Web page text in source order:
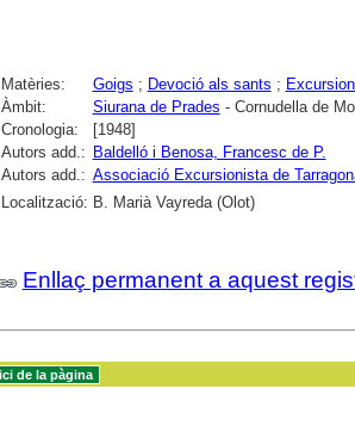
Matèries: Goigs ; Devoció als sants ;
Àmbit:
Siurana de Prades - Cornudella de
Cronologia:
[1948]
Autors add.: Baldelló i Benosa, Francesc de P.
Autors add.: Associació Excursionista de
Localització: B. Marià Vayreda (Olot)
Enllaç permanent a aquest